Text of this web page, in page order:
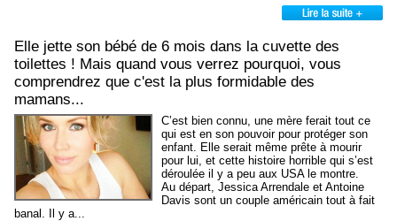
Elle jette son bébé de 6 mois dans la cuvette des
toilettes ! Mais quand vous verrez pourquoi, vous
comprendrez que c'est la plus formidable des
mamans...
C’est bien connu, une mère ferait tout ce
qui est en son pouvoir pour protéger son
enfant. Elle serait même prête à mourir
pour lui, et cette histoire horrible qui s’est
déroulée il y a peu aux USA le montre.
Au départ, Jessica Arrendale et Antoine
Davis sont un couple américain tout à fait
banal. Il y a...